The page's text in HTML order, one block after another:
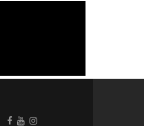
Facebook-
Behance-
Instagram